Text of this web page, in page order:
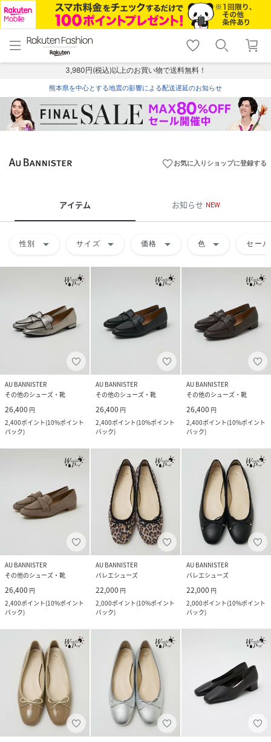
menu home
トップ
shopping_cart lock_outline
ログイン
3,980円(税込)以上のお買い物で送料無料！
熊本県を中心とする地震の影響による配送遅延のお知らせ
favorite_borderお気に入りショップに登録する
アイテム お知らせ NEW
性別 arrow_drop_down サイズ arrow_drop_down 価格 arrow_drop_down 色 arrow_drop_down セール
AU BANNISTER
その他のシューズ・靴
26,400 円
2,400ポイント(10%ポイント
バック)
AU BANNISTER
その他のシューズ・靴
26,400 円
2,400ポイント(10%ポイント
バック)
AU BANNISTER
その他のシューズ・靴
26,400 円
2,400ポイント(10%ポイント
バック)
AU BANNISTER
その他のシューズ・靴
26,400 円
2,400ポイント(10%ポイント
バック)
AU BANNISTER
バレエシューズ
22,000 円
2,000ポイント(10%ポイント
バック)
AU BANNISTER
バレエシューズ
22,000 円
2,000ポイント(10%ポイント
バック)